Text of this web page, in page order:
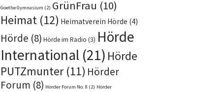
Goethe Gymnasium (2) GrünFrau (10)
Heimat (12) Heimatverein Hörde (4)
Hörde (8) Hörde im Radio (3) Hörde
International (21) Hörde
PUTZmunter(11) Hörder
Forum (8) Hörder Forum No. 8 (2) Hörder